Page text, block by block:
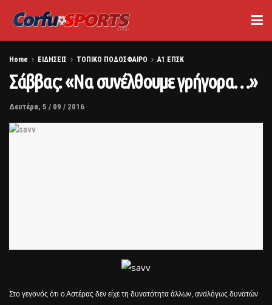
Home ΕΙΔΗΣΕΙΣ ΤΟΠΙΚΟ ΠΟΔΟΣΦΑΙΡΟ Α1 ΕΠΣΚ
Σάββας: «Να συνέλθουμε γρήγορα…»
Δευτέρα, 5 / 09 / 2016
Στο γεγονός ότι ο Αστέρας δεν είχε τη δυνατότητα άλλων, αναλόγως δυνατών